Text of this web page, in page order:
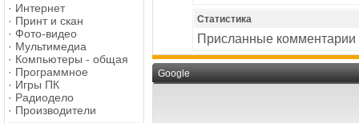
· Интернет
· Принт и скан
· Фото-видео
· Мультимедиа
· Компьютеры - общая
· Программное
· Игры ПК
· Радиодело
· Производители
Статистика
Присланные комментарии
Google